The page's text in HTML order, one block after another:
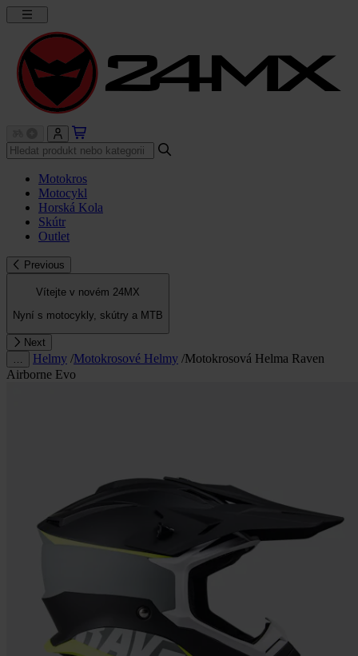
Motokros
Motocykl
Horská Kola
Skútr
Outlet
Previous
Vítejte v novém 24MX
Nyní s motocykly, skútry a MTB
Next
Helmy /Motokrosové Helmy /Motokrosová Helma Raven
Airborne Evo